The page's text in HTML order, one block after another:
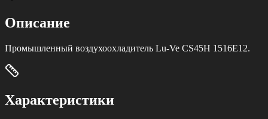
Описание
Промышленный воздухоохладитель Lu-Ve CS45H 1516E12.
Характеристики